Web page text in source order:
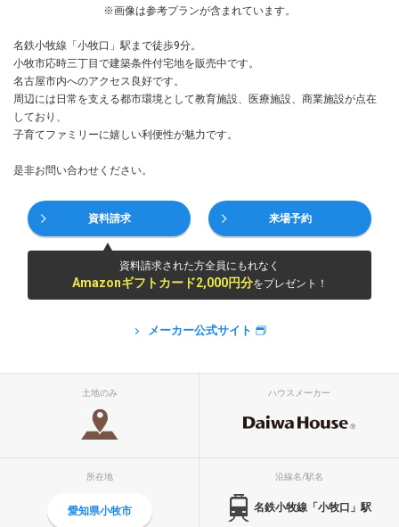
※画像は参考プランが含まれています。
名鉄小牧線「小牧口」駅まで徒歩9分。
小牧市応時三丁目で建築条件付宅地を販売中です。
名古屋市内へのアクセス良好です。
周辺には日常を支える都市環境として教育施設、医療施設、商業施設が点在
しており、
子育てファミリーに嬉しい利便性が魅力です。
是非お問い合わせください。
資料請求 来場予約
資料請求された方全員にもれなく
Amazonギフトカード2,000円分をプレゼント！
メーカー公式サイト
土地のみ ハウスメーカー
所在地
愛知県小牧市
沿線名/駅名
名鉄小牧線「小牧口」駅